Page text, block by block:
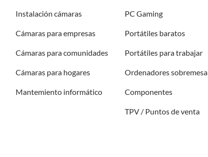
Instalación cámaras
Cámaras para empresas
Cámaras para comunidades
Cámaras para hogares
Mantemiento informático
PC Gaming
Portátiles baratos
Portátiles para trabajar
Ordenadores sobremesa
Componentes
TPV / Puntos de venta